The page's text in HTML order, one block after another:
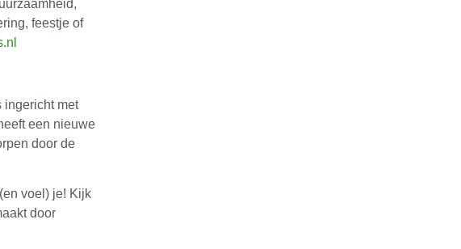
feestje of
ingericht met
een nieuwe
door de
voel) je! Kijk
door